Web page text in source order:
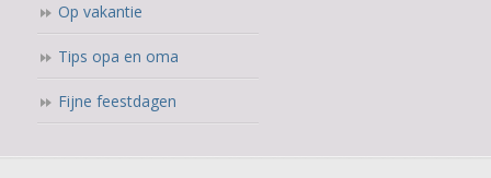
Op vakantie
Tips opa en oma
Fijne feestdagen